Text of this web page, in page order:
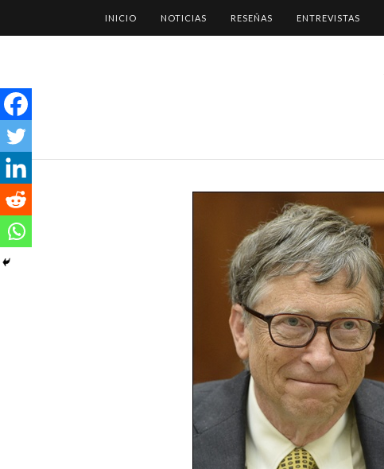
INICIO NOTICIAS RESEÑAS ENTREVISTAS